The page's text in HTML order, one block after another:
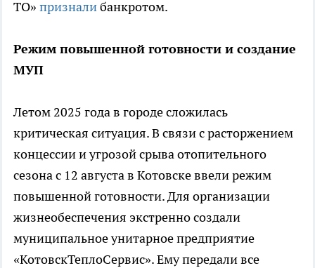
ТО» призналибанкротом.
Режим повышенной готовности и создание
МУП
Летом 2025 года в городе сложилась
критическая ситуация. В связи с расторжением
концессии и угрозой срыва отопительного
сезона с 12 августа в Котовске ввели режим
повышенной готовности. Для организации
жизнеобеспечения экстренно создали
муниципальное унитарное предприятие
«КотовскТеплоСервис». Ему передали все